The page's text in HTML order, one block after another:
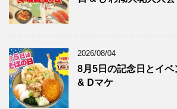
2026/08/04
8月5日の記念日とイベ
& Dマケ